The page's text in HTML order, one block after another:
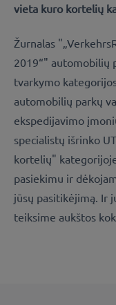
vieta kuro kortelių
Žurnalas
2019“" automobilių
tvarkymo
automobilių parkų
ekspedijavimo
specialistų išrinko
kortelių"
pasiekimu ir
jūsų pasitikėjimą. Ir
teiksime aukštos